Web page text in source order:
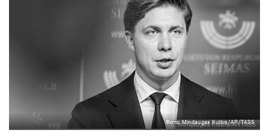
Фото: Mindaugas Kulbis/AP/TASS